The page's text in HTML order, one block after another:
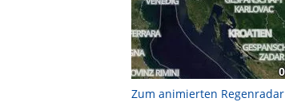
Zum animierten Regenradar